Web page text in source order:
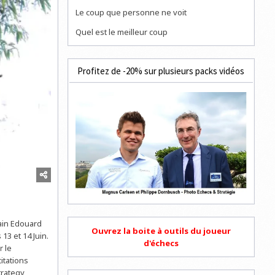
Edouard
et 14 Juin.
le
Le coup que personne ne voit
Quel est le meilleur coup
Profitez de -20% sur plusieurs packs vidéos
Ouvrez la boite à outils du joueur
d'échecs